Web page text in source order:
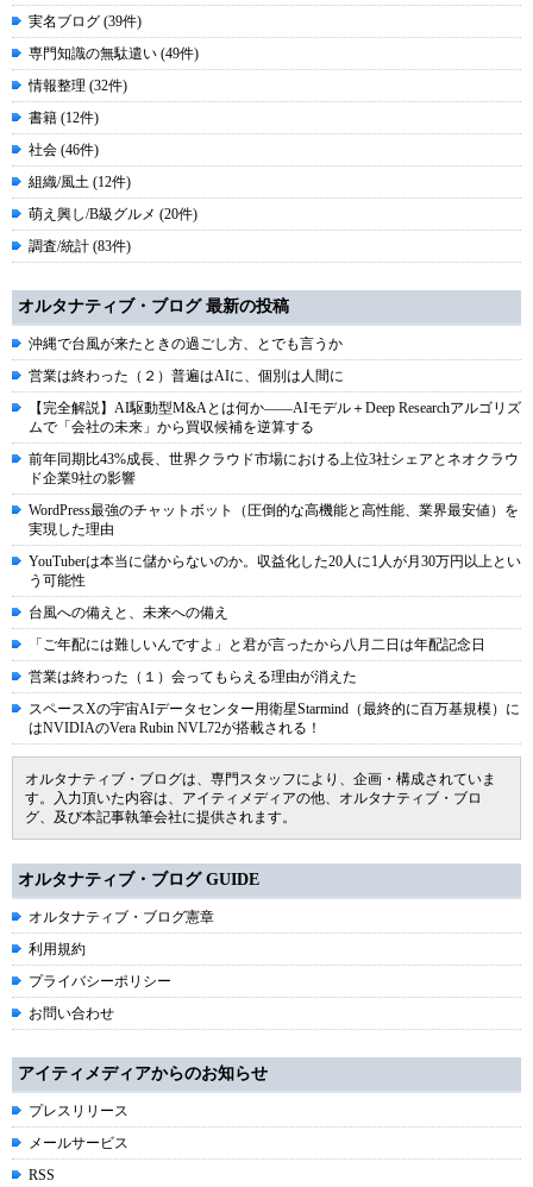
実名ブログ (39件)
専門知識の無駄遣い (49件)
情報整理 (32件)
書籍 (12件)
社会 (46件)
組織/風土 (12件)
萌え興し/B級グルメ (20件)
調査/統計 (83件)
オルタナティブ・ブログ 最新の投稿
沖縄で台風が来たときの過ごし方、とでも言うか
営業は終わった（２）普遍はAIに、個別は人間に
【完全解説】AI駆動型M&Aとは何か――AIモデル＋Deep Researchアルゴリズ
ムで「会社の未来」から買収候補を逆算する
前年同期比43%成長、世界クラウド市場における上位3社シェアとネオクラウ
ド企業9社の影響
WordPress最強のチャットボット（圧倒的な高機能と高性能、業界最安値）を
実現した理由
YouTuberは本当に儲からないのか。収益化した20人に1人が月30万円以上とい
う可能性
台風への備えと、未来への備え
「ご年配には難しいんですよ」と君が言ったから八月二日は年配記念日
営業は終わった（１）会ってもらえる理由が消えた
スペースXの宇宙AIデータセンター用衛星Starmind（最終的に百万基規模）に
はNVIDIAのVera Rubin NVL72が搭載される！
オルタナティブ・ブログは、専門スタッフにより、企画・構成されていま
す。入力頂いた内容は、アイティメディアの他、オルタナティブ・ブロ
グ、及び本記事執筆会社に提供されます。
オルタナティブ・ブログ GUIDE
オルタナティブ・ブログ憲章
利用規約
プライバシーポリシー
お問い合わせ
アイティメディアからのお知らせ
プレスリリース
メールサービス
RSS